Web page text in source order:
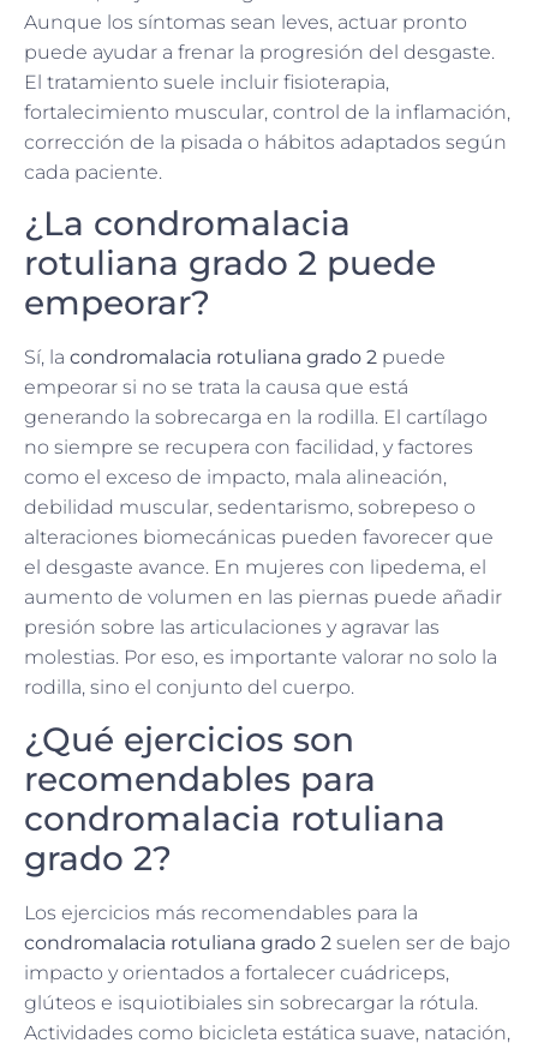
Aunque los síntomas sean leves, actuar pronto
puede ayudar a frenar la progresión del desgaste.
El tratamiento suele incluir fisioterapia,
fortalecimiento muscular, control de la inflamación,
corrección de la pisada o hábitos adaptados según
cada paciente.
¿La condromalacia
rotuliana grado 2 puede
empeorar?
Sí, la condromalacia rotuliana grado 2 puede
empeorar si no se trata la causa que está
generando la sobrecarga en la rodilla. El cartílago
no siempre se recupera con facilidad, y factores
como el exceso de impacto, mala alineación,
debilidad muscular, sedentarismo, sobrepeso o
alteraciones biomecánicas pueden favorecer que
el desgaste avance. En mujeres con lipedema, el
aumento de volumen en las piernas puede añadir
presión sobre las articulaciones y agravar las
molestias. Por eso, es importante valorar no solo la
rodilla, sino el conjunto del cuerpo.
¿Qué ejercicios son
recomendables para
condromalacia rotuliana
grado 2?
Los ejercicios más recomendables para la
condromalacia rotuliana grado 2 suelen ser de bajo
impacto y orientados a fortalecer cuádriceps,
glúteos e isquiotibiales sin sobrecargar la rótula.
Actividades como bicicleta estática suave, natación,